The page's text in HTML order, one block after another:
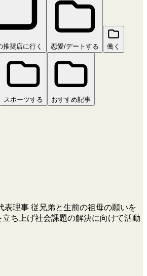
推奨店に行く 恋愛/デートする 働く
スポーツする おすすめ記事
表理事 従兄弟と生前の祖母の願いを
ち上げ社会課題の解決に向けて活動